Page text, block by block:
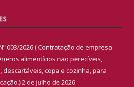
Nº 003/2026 ( Contratação de empresa
alimentícios não perecíveis,
copa e cozinha, para
2 de julho de 2026